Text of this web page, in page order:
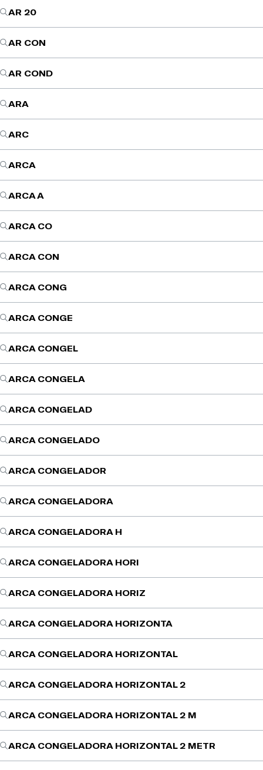
AR 20
AR CON
AR COND
ARA
ARC
ARCA
ARCA A
ARCA CO
ARCA CON
ARCA CONG
ARCA CONGE
ARCA CONGEL
ARCA CONGELA
ARCA CONGELAD
ARCA CONGELADO
ARCA CONGELADOR
ARCA CONGELADORA
ARCA CONGELADORA H
ARCA CONGELADORA HORI
ARCA CONGELADORA HORIZ
ARCA CONGELADORA HORIZONTA
ARCA CONGELADORA HORIZONTAL
ARCA CONGELADORA HORIZONTAL 2
ARCA CONGELADORA HORIZONTAL 2 M
ARCA CONGELADORA HORIZONTAL 2 METR